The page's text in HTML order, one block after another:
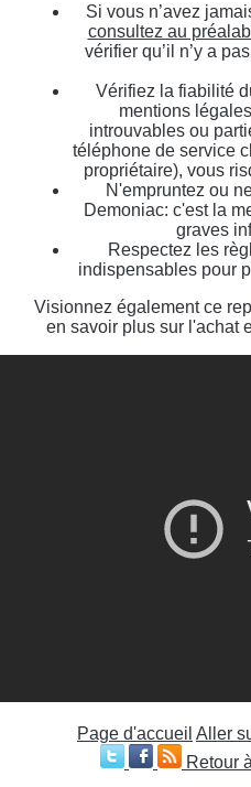
Si vous n’avez
consultez au
vérifier qu’il n’y a
Vérifiez la fiabilité
mentions
introuvables ou
téléphone de service
propriétaire), vous
N'empruntez ou
Demoniac: c'est la
graves
Respectez les
indispensables pour
Visionnez également ce
en savoir plus sur l'achat
Page d'accueil Aller
Retour